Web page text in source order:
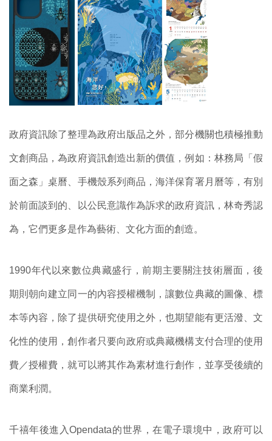
政府資訊除了整理為政府出版品之外，部分機關也積極推動
文創商品，為政府資訊創造出新的價值，例如：林務局「假
面之森」桌曆、手機殼系列商品，海洋保育署月曆等，有別
於前面談到的、以公民意識作為訴求的政府資訊，林奇秀認
為，它們更多是作為藝術、文化方面的創造。
1990年代以來數位典藏盛行，前期主要關注技術層面，後
期則朝向建立同一的內容授權機制，讓數位典藏的圖像、標
本等內容，除了提供研究使用之外，也期望能有更活潑、文
化性的使用，創作者只要向政府或典藏機構支付合理的使用
費／授權費，就可以將其作為素材進行創作，並享受後續的
商業利潤。
千禧年後進入Opendata的世界，在電子環境中，政府可以